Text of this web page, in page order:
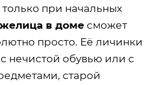
при начальных
в домесможет
просто. Её личинки
нечистой обувью или с
старой